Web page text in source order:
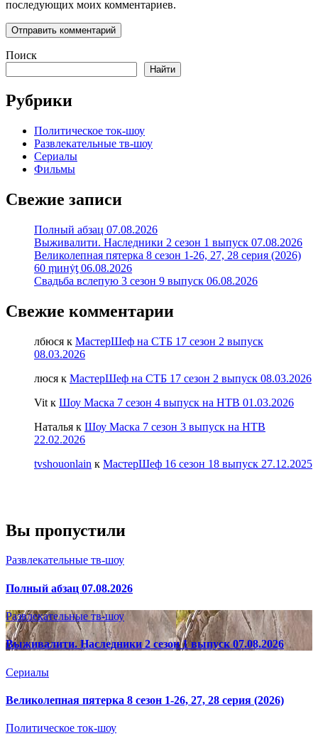
последующих моих комментариев.
Поиск
Найти
Рубрики
Политическое ток-шоу
Развлекательные тв-шоу
Сериалы
Фильмы
Свежие записи
Полный абзац 07.08.2026
Выживалити. Наследники 2 сезон 1 выпуск 07.08.2026
Великолепная пятерка 8 сезон 1-26, 27, 28 серия (2026)
60 ṃинẏƫ 06.08.2026
Свадьба вслепую 3 сезон 9 выпуск 06.08.2026
Свежие комментарии
лбюся к МастерШеф на СТБ 17 сезон 2 выпуск
08.03.2026
люся к МастерШеф на СТБ 17 сезон 2 выпуск 08.03.2026
Vit к Шоу Маска 7 сезон 4 выпуск на НТВ 01.03.2026
Наталья к Шоу Маска 7 сезон 3 выпуск на НТВ
22.02.2026
tvshouonlain к МастерШеф 16 сезон 18 выпуск 27.12.2025
Вы пропустили
Развлекательные тв-шоу
Полный абзац 07.08.2026
Развлекательные тв-шоу
Выживалити. Наследники 2 сезон 1 выпуск 07.08.2026
Сериалы
Великолепная пятерка 8 сезон 1-26, 27, 28 серия (2026)
Политическое ток-шоу